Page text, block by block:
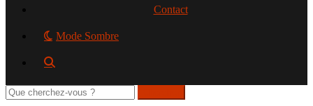
Contact
Mode Sombre
Rechercher
sur